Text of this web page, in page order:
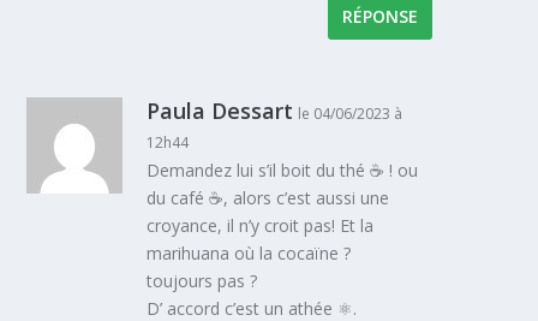
RÉPONSE
Paula Dessart le 04/06/2023 à
12h44
Demandez lui s’il boit du thé ☕️ ! ou
du café ☕️, alors c’est aussi une
croyance, il n’y croit pas! Et la
marihuana où la cocaïne ?
toujours pas ?
D’ accord c’est un athée ⚛️.